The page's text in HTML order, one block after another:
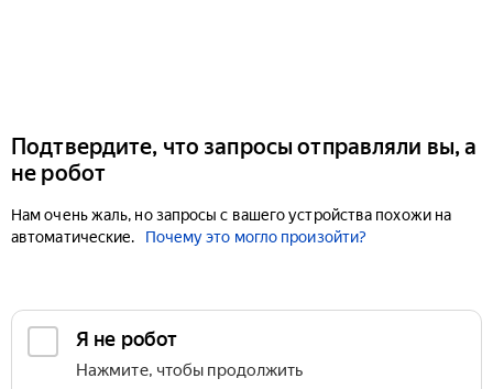
Подтвердите, что запросы отправляли вы, а
не робот
Нам очень жаль, но запросы с вашего устройства похожи на
автоматические.
Почему это могло произойти?